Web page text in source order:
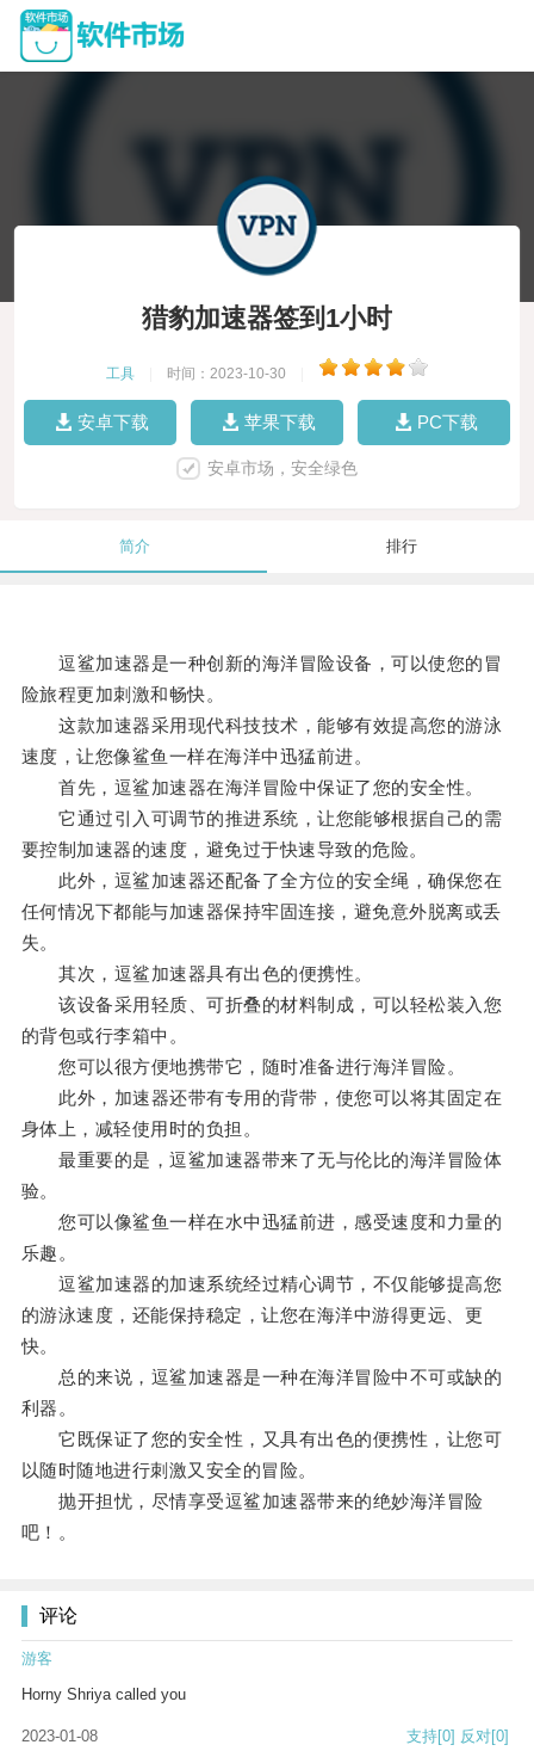
猎豹加速器签到1小时
工具 时间：2023-10-30
安卓下载 苹果下载 PC下载
安卓市场，安全绿色
简介 排行
逗鲨加速器是一种创新的海洋冒险设备，可以使您的冒
险旅程更加刺激和畅快。
这款加速器采用现代科技技术，能够有效提高您的游泳
速度，让您像鲨鱼一样在海洋中迅猛前进。
首先，逗鲨加速器在海洋冒险中保证了您的安全性。
它通过引入可调节的推进系统，让您能够根据自己的需
要控制加速器的速度，避免过于快速导致的危险。
此外，逗鲨加速器还配备了全方位的安全绳，确保您在
任何情况下都能与加速器保持牢固连接，避免意外脱离或丢
失。
其次，逗鲨加速器具有出色的便携性。
该设备采用轻质、可折叠的材料制成，可以轻松装入您
的背包或行李箱中。
您可以很方便地携带它，随时准备进行海洋冒险。
此外，加速器还带有专用的背带，使您可以将其固定在
身体上，减轻使用时的负担。
最重要的是，逗鲨加速器带来了无与伦比的海洋冒险体
验。
您可以像鲨鱼一样在水中迅猛前进，感受速度和力量的
乐趣。
逗鲨加速器的加速系统经过精心调节，不仅能够提高您
的游泳速度，还能保持稳定，让您在海洋中游得更远、更
快。
总的来说，逗鲨加速器是一种在海洋冒险中不可或缺的
利器。
它既保证了您的安全性，又具有出色的便携性，让您可
以随时随地进行刺激又安全的冒险。
抛开担忧，尽情享受逗鲨加速器带来的绝妙海洋冒险
吧！。
评论
游客
Horny Shriya called you
2023-01-08 支持[0] 反对[0]